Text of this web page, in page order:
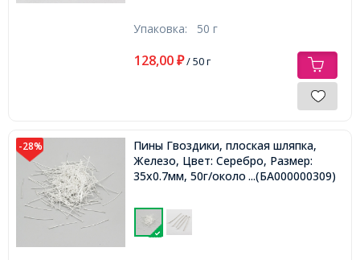
Упаковка: 50 г
128,00 ₽/ 50 г
-28%
Пины Гвоздики, плоская шляпка,
Железо, Цвет: Серебро, Размер:
35х0.7мм, 50г/около 320шт,...(БА000000309)